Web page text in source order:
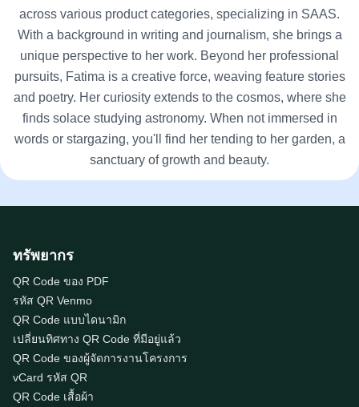
across various product categories, specializing in SAAS.
With a background in writing and journalism, she brings a
unique perspective to her work. Beyond her professional
pursuits, Fatima is a creative force, weaving feature stories
and poetry. Her curiosity extends to the cosmos, where she
finds solace studying astronomy. When not immersed in
words or stargazing, you'll find her tending to her garden, a
sanctuary of growth and beauty.
ทรัพยากร
QR Code ของ PDF
รหัส QR Venmo
QR Code แบบไดนามิก
เปลี่ยนทิศทาง QR Code ที่มีอยู่แล้ว
QR Code ของผู้จัดการงานโครงการ
vCard รหัส QR
QR Code เสื้อผ้า